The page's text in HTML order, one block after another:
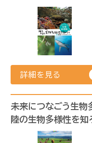
詳細を見る
未来につなごう生物
陸の生物多様性を知